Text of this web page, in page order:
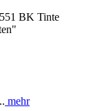
BK Tinte
mehr